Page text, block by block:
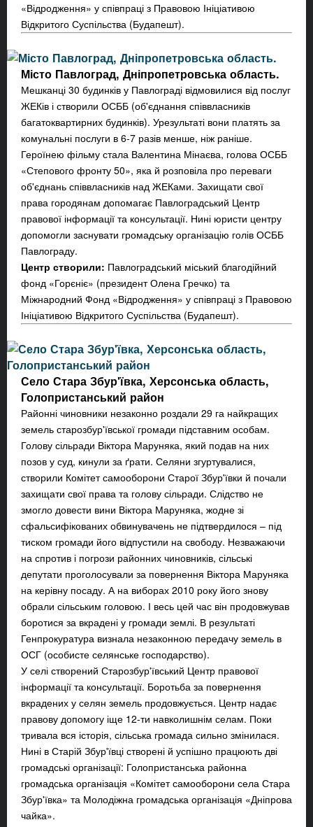
«Відродження» у співпраці з Правовою Ініціативою
Відкритого Суспільства (Будапешт).
Місто Павлоград, Дніпропетровська область.
Мешканці 30 будинків у Павлограді відмовилися від послуг
ЖЕКів і створили ОСББ (об'єднання співвласників
багатоквартирних будинків). Урезультаті вони платять за
комунальні послуги в 6-7 разів менше, ніж раніше.
Героїнею фільму стала Валентина Мінаєва, голова ОСББ
«Степового фронту 50», яка й розповіла про переваги
об'єднань співвласників над ЖЕКами. Захищати свої
права городянам допомагає Павлоградський Центр
правової інформації та консультації. Нині юристи центру
допомогли заснувати громадську організацію голів ОСББ
Павлограду.
Центр створили: Павлоградський міський благодійний
фонд «Горєніє» (президент Олена Гречко) та
Міжнародний Фонд «Відродження» у співпраці з Правовою
Ініціативою Відкритого Суспільства (Будапешт).
Село Стара Збур'ївка, Херсонська область,
Голопристанський район
Районні чиновники незаконно роздали 29 га найкращих
земель старозбур'ївської громади підставним особам.
Голову сільради Віктора Маруняка, який подав на них
позов у суд, кинули за ґрати. Селяни згуртувалися,
створили Комітет самооборони Старої Збур'ївки й почали
захищати свої права та голову сільради. Слідство не
змогло довести вини Віктора Маруняка, жодне зі
сфальсифікованих обвинувачень не підтвердилося – під
тиском громади його відпустили на свободу. Незважаючи
на спротив і погрози районних чиновників, сільські
депутати проголосували за повернення Віктора Маруняка
на керівну посаду. А на виборах 2010 року його знову
обрали сільським головою. І весь цей час він продовжував
боротися за вкрадені у громади землі. В результаті
Генпрокуратура визнала незаконною передачу земель в
ОСГ (особисте селянське господарство).
У селі створений Старозбур'ївський Центр правової
інформації та консультації. Боротьба за повернення
вкрадених у селян земель продовжується. Центр надає
правову допомогу іще 12-ти навколишнім селам. Поки
тривала вся історія, сільська громада сильно змінилася.
Нині в Старій Збур'ївці створені й успішно працюють дві
громадські організації: Голопристанська районна
громадська організація «Комітет самооборони села Стара
Збур'ївка» та Молодіжна громадська організація «Дніпрова
чайка».